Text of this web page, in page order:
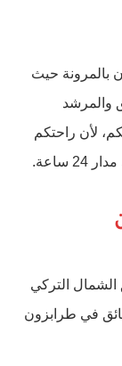
بالمرونة حيث
والمرشد
لأن راحتكم
التركي
في طرابزون